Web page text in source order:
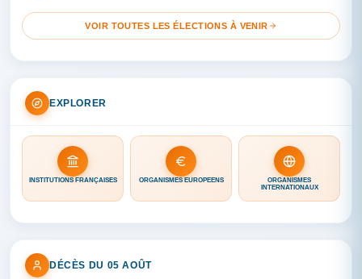
VOIR TOUTES LES ÉLECTIONS À VENIR
EXPLORER
INSTITUTIONS FRANÇAISES ORGANISMES EUROPÉENS
ORGANISMES
INTERNATIONAUX
DÉCÈS DU 05 AOÛT